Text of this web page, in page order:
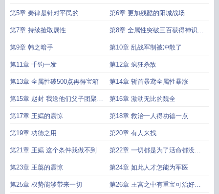
佣兵自重大秦从战场捡属性开始变强长生 在线阅读大秦从战场捡属性开始变强
开始称霸万界从大秦开始争霸万界
大秦从战场捡属性开始变强长生作者无谅
666大秦从小兵
要
第5章 秦律是针对平民的 第6章 更加残酷的阳城战场
第7章 持续捡取属性 第8章 全属性突破三百获得神识调
动之法
第9章 韩之暗手 第10章 乱战军制被冲散了
第11章 千钧一发 第12章 疯狂杀敌
第13章 全属性破500点再得宝箱 第14章 斩首暴鸢全属性暴涨
第15章 赵封 我送他们父子团聚去
了
第16章 激动无比的魏全
第17章 王嫣的震惊 第18章 救治一人得功德一点
第19章 功德之用 第20章 有人来找
第21章 王嫣 这个条件我做不到 第22章 一切都是为了活命都没有
错
第23章 王翦的震惊 第24章 如此人才怎能为军医
第25章 权势能够带来一切 第26章 王宫之中有重宝可治好你